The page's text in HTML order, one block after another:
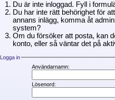
Du är inte inloggad. Fyll i
Du har inte rätt behörighet för
annans inlägg, komma åt
system?
Om du försöker att posta, kan
konto, eller så väntar det på
Logga in
Användarnamn:
Lösenord: